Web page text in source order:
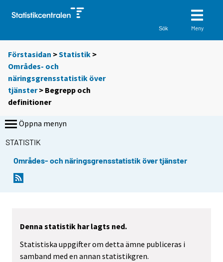
Sök Meny
Förstasidan >Statistik >
Områdes- och
näringsgrensstatistik över
tjänster> Begrepp och
definitioner
Öppna menyn
STATISTIK
Områdes- och näringsgrensstatistik över tjänster
Denna statistik har lagts ned.
Statistiska uppgifter om detta ämne publiceras i
samband med en annan statistikgren.